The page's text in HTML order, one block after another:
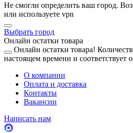
Не смогли определить ваш город.
или используете vpn
Выбрать город
Онлайн остатки товара
Онлайн остатки товара!
настоящем времени и соответствует
О компании
Оплата и доставка
Контакты
Вакансии
Написать нам